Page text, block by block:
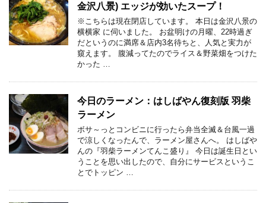
金沢八景) エッジが効いたスープ！
※こちらは現在閉店しています。 本日は金沢八景の
横横家 に伺いました。 お盆明けの月曜、22時過ぎ
だというのに満席＆店内3名待ちと、人気と実力が
窺えます。 腹減ってたのでライス＆野菜畑をつけた
かった …
今日のラーメン：はしばやん復刻版 羽柴
ラーメン
ボサ～っとコンビニに行ったら弁当全滅＆台風一過
で涼しくなったんで、ラーメン屋さんへ。 はしばや
んの『羽柴ラーメンてんこ盛り』 今日は誕生日とい
うことを思い出したので、自分にサービスというこ
とでトッピン …